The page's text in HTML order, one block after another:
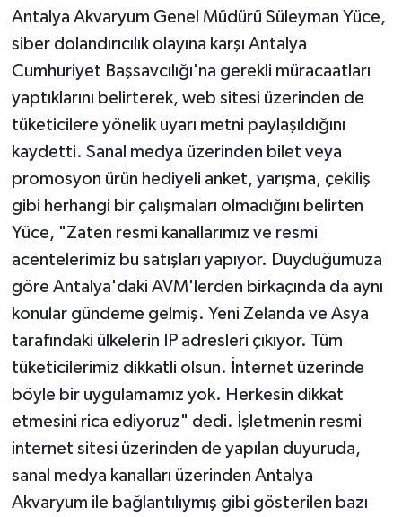
Antalya Akvaryum Genel Müdürü Süleyman Yüce,
siber dolandırıcılık olayına karşı Antalya
Cumhuriyet Başsavcılığı'na gerekli müracaatları
yaptıklarını belirterek, web sitesi üzerinden de
tüketicilere yönelik uyarı metni paylaşıldığını
kaydetti. Sanal medya üzerinden bilet veya
promosyon ürün hediyeli anket, yarışma, çekiliş
gibi herhangi bir çalışmaları olmadığını belirten
Yüce, "Zaten resmi kanallarımız ve resmi
acentelerimiz bu satışları yapıyor. Duyduğumuza
göre Antalya'daki AVM'lerden birkaçında da aynı
konular gündeme gelmiş. Yeni Zelanda ve Asya
tarafındaki ülkelerin IP adresleri çıkıyor. Tüm
tüketicilerimiz dikkatli olsun. İnternet üzerinde
böyle bir uygulamamız yok. Herkesin dikkat
etmesini rica ediyoruz" dedi. İşletmenin resmi
internet sitesi üzerinden de yapılan duyuruda,
sanal medya kanalları üzerinden Antalya
Akvaryum ile bağlantılıymış gibi gösterilen bazı